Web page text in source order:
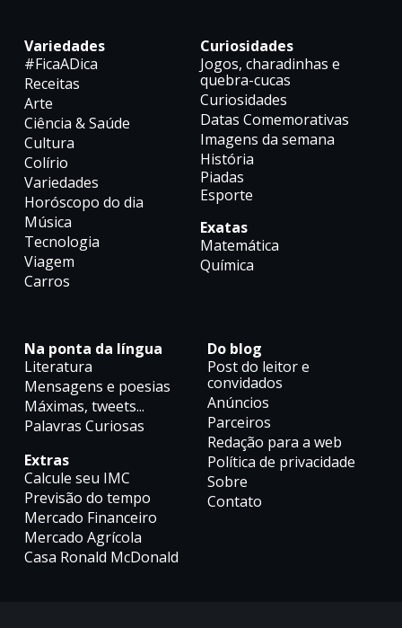
Variedades
#FicaADica
Receitas
Arte
Ciência & Saúde
Cultura
Colírio
Variedades
Horóscopo do dia
Música
Tecnologia
Viagem
Carros
Curiosidades
Jogos, charadinhas e
quebra-cucas
Curiosidades
Datas Comemorativas
Imagens da semana
História
Piadas
Esporte
Exatas
Matemática
Química
Na ponta da língua
Literatura
Mensagens e poesias
Máximas, tweets...
Palavras Curiosas
Extras
Calcule seu IMC
Previsão do tempo
Mercado Financeiro
Mercado Agrícola
Casa Ronald McDonald
Do blog
Post do leitor e
convidados
Anúncios
Parceiros
Redação para a web
Política de privacidade
Sobre
Contato